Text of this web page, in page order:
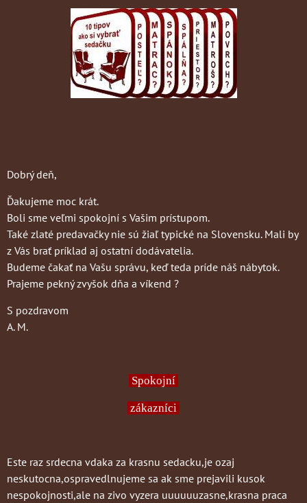
Dobrý deň,
Ďakujeme moc krát.
Boli sme veľmi spokojní s Vašim prístupom.
Také zlaté predavačky nie sú žiaľ typické na Slovensku. Mali by
z Vás brať príklad aj ostatní dodávatelia.
Budeme čakať na Vašu správu, keď teda príde náš nábytok.
Prajeme pekný zvyšok dňa a víkend ?
S pozdravom
A. M.
Spokojní
zákazníci
Este raz srdecna vdaka za krasnu sedacku,je ozaj
neskutocna,ospravedlnujeme sa ak sme prejavili kusok
nespokojnosti,ale na zivo vyzera uuuuuuzasne,krasna praca